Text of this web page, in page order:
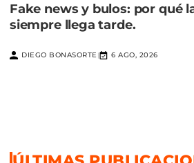
Fake news y bulos: por qué
siempre llega tarde.
DIEGO BONASORTE | 6 AGO, 2026